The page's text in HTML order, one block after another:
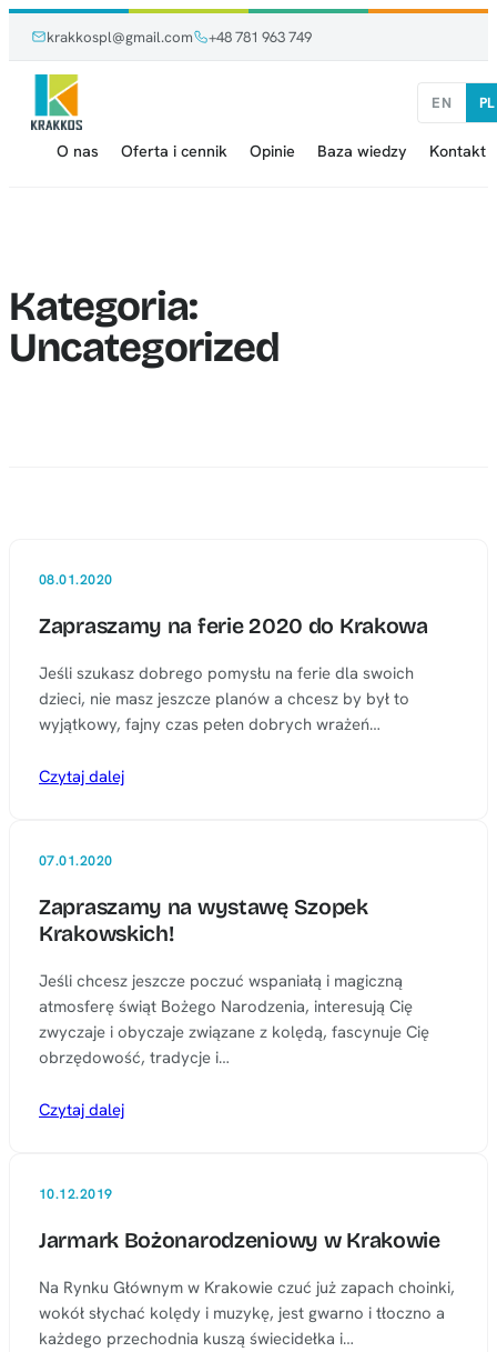
krakkospl@gmail.com +48 781 963 749
O nas Oferta i cennik Opinie Baza wiedzy Kontakt
EN PL
Kategoria:
Uncategorized
08.01.2020
Zapraszamy na ferie 2020 do Krakowa
Jeśli szukasz dobrego pomysłu na ferie dla swoich
dzieci, nie masz jeszcze planów a chcesz by był to
wyjątkowy, fajny czas pełen dobrych wrażeń…
Czytaj dalej
07.01.2020
Zapraszamy na wystawę Szopek
Krakowskich!
Jeśli chcesz jeszcze poczuć wspaniałą i magiczną
atmosferę świąt Bożego Narodzenia, interesują Cię
zwyczaje i obyczaje związane z kolędą, fascynuje Cię
obrzędowość, tradycje i…
Czytaj dalej
10.12.2019
Jarmark Bożonarodzeniowy w Krakowie
Na Rynku Głównym w Krakowie czuć już zapach choinki,
wokół słychać kolędy i muzykę, jest gwarno i tłoczno a
każdego przechodnia kuszą świecidełka i…